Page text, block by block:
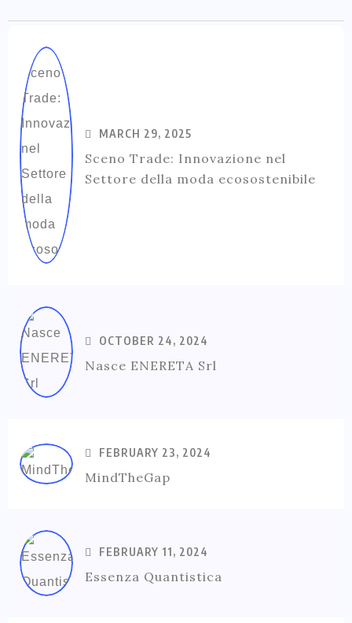
MARCH 29, 2025
Sceno Trade: Innovazione nel
Settore della moda ecosostenibile
OCTOBER 24, 2024
Nasce ENERETA Srl
FEBRUARY 23, 2024
MindTheGap
FEBRUARY 11, 2024
Essenza Quantistica